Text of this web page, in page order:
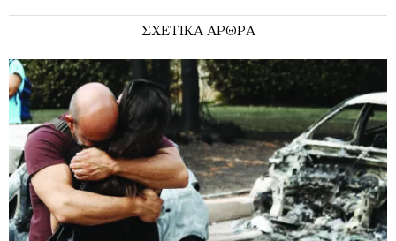
ΣΧΕΤΙΚΑ ΑΡΘΡΑ